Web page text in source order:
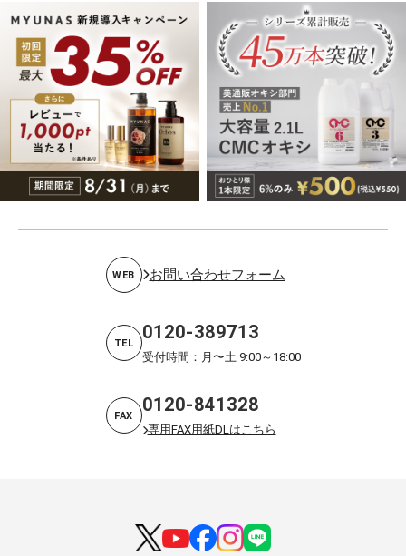
WEB お問い合わせフォーム
TEL 0120-389713
受付時間：月〜土 9:00～18:00
FAX 0120-841328
専用FAX用紙DLはこちら